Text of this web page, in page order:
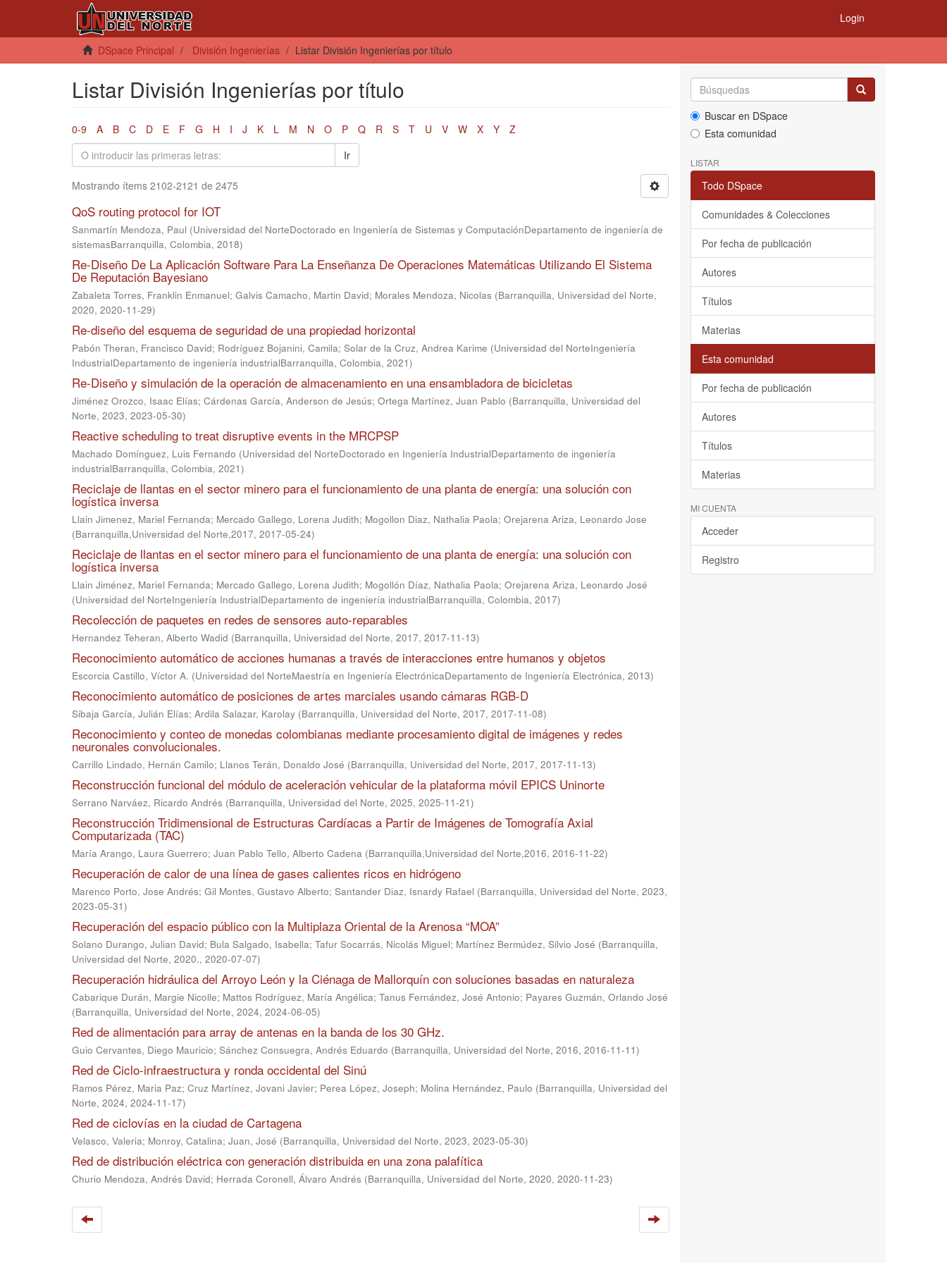
Login
DSpace Principal División Ingenierías Listar División Ingenierías por título
Listar División Ingenierías por título
0-9 A B C D E F G H I J K L M N O P Q R S T U V W X Y
Z
Ir
Mostrando ítems 2102-2121 de 2475
QoS routing protocol for IOT
Sanmartín Mendoza, Paul (Universidad del NorteDoctorado en Ingeniería de Sistemas y ComputaciónDepartamento de ingeniería de
sistemasBarranquilla, Colombia, 2018)
Re-Diseño De La Aplicación Software Para La Enseñanza De Operaciones Matemáticas Utilizando El Sistema
De Reputación Bayesiano
Zabaleta Torres, Franklin Enmanuel; Galvis Camacho, Martin David; Morales Mendoza, Nicolas (Barranquilla, Universidad del Norte,
2020, 2020-11-29)
Re-diseño del esquema de seguridad de una propiedad horizontal
Pabón Theran, Francisco David; Rodríguez Bojanini, Camila; Solar de la Cruz, Andrea Karime (Universidad del NorteIngeniería
IndustrialDepartamento de ingeniería industrialBarranquilla, Colombia, 2021)
Re-Diseño y simulación de la operación de almacenamiento en una ensambladora de bicicletas
Jiménez Orozco, Isaac Elías; Cárdenas García, Anderson de Jesús; Ortega Martínez, Juan Pablo (Barranquilla, Universidad del
Norte, 2023, 2023-05-30)
Reactive scheduling to treat disruptive events in the MRCPSP
Machado Domínguez, Luis Fernando (Universidad del NorteDoctorado en Ingeniería IndustrialDepartamento de ingeniería
industrialBarranquilla, Colombia, 2021)
Reciclaje de llantas en el sector minero para el funcionamiento de una planta de energía: una solución con
logística inversa
Llain Jimenez, Mariel Fernanda; Mercado Gallego, Lorena Judith; Mogollon Diaz, Nathalia Paola; Orejarena Ariza, Leonardo Jose
(Barranquilla,Universidad del Norte,2017, 2017-05-24)
Reciclaje de llantas en el sector minero para el funcionamiento de una planta de energía: una solución con
logística inversa
Llain Jiménez, Mariel Fernanda; Mercado Gallego, Lorena Judith; Mogollón Díaz, Nathalia Paola; Orejarena Ariza, Leonardo José
(Universidad del NorteIngeniería IndustrialDepartamento de ingeniería industrialBarranquilla, Colombia, 2017)
Recolección de paquetes en redes de sensores auto-reparables
Hernandez Teheran, Alberto Wadid (Barranquilla, Universidad del Norte, 2017, 2017-11-13)
Reconocimiento automático de acciones humanas a través de interacciones entre humanos y objetos
Escorcia Castillo, Víctor A. (Universidad del NorteMaestría en Ingeniería ElectrónicaDepartamento de Ingeniería Electrónica, 2013)
Reconocimiento automático de posiciones de artes marciales usando cámaras RGB-D
Sibaja García, Julián Elías; Ardila Salazar, Karolay (Barranquilla, Universidad del Norte, 2017, 2017-11-08)
Reconocimiento y conteo de monedas colombianas mediante procesamiento digital de imágenes y redes
neuronales convolucionales.
Carrillo Lindado, Hernán Camilo; Llanos Terán, Donaldo José (Barranquilla, Universidad del Norte, 2017, 2017-11-13)
Reconstrucción funcional del módulo de aceleración vehicular de la plataforma móvil EPICS Uninorte
Serrano Narváez, Ricardo Andrés (Barranquilla, Universidad del Norte, 2025, 2025-11-21)
Reconstrucción Tridimensional de Estructuras Cardíacas a Partir de Imágenes de Tomografía Axial
Computarizada (TAC)
María Arango, Laura Guerrero; Juan Pablo Tello, Alberto Cadena (Barranquilla,Universidad del Norte,2016, 2016-11-22)
Recuperación de calor de una línea de gases calientes ricos en hidrógeno
Marenco Porto, Jose Andrés; Gil Montes, Gustavo Alberto; Santander Diaz, Isnardy Rafael (Barranquilla, Universidad del Norte, 2023,
2023-05-31)
Recuperación del espacio público con la Multiplaza Oriental de la Arenosa “MOA”
Solano Durango, Julian David; Bula Salgado, Isabella; Tafur Socarrás, Nicolás Miguel; Martínez Bermúdez, Silvio José (Barranquilla,
Universidad del Norte, 2020., 2020-07-07)
Recuperación hidráulica del Arroyo León y la Ciénaga de Mallorquín con soluciones basadas en naturaleza
Cabarique Durán, Margie Nicolle; Mattos Rodríguez, María Angélica; Tanus Fernández, José Antonio; Payares Guzmán, Orlando José
(Barranquilla, Universidad del Norte, 2024, 2024-06-05)
Red de alimentación para array de antenas en la banda de los 30 GHz.
Guio Cervantes, Diego Mauricio; Sánchez Consuegra, Andrés Eduardo (Barranquilla, Universidad del Norte, 2016, 2016-11-11)
Red de Ciclo-infraestructura y ronda occidental del Sinú
Ramos Pérez, Maria Paz; Cruz Martínez, Jovani Javier; Perea López, Joseph; Molina Hernández, Paulo (Barranquilla, Universidad del
Norte, 2024, 2024-11-17)
Red de ciclovías en la ciudad de Cartagena
Velasco, Valeria; Monroy, Catalina; Juan, José (Barranquilla, Universidad del Norte, 2023, 2023-05-30)
Red de distribución eléctrica con generación distribuida en una zona palafítica
Churio Mendoza, Andrés David; Herrada Coronell, Álvaro Andrés (Barranquilla, Universidad del Norte, 2020, 2020-11-23)
Buscar en DSpace
Esta comunidad
LISTAR
Todo DSpace
Comunidades & Colecciones
Por fecha de publicación
Autores
Títulos
Materias
Esta comunidad
Por fecha de publicación
Autores
Títulos
Materias
MI CUENTA
Acceder
Registro